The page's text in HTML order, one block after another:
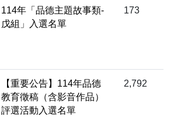
114年「品德主題故事類-
戊組」入選名單
173
【重要公告】114年品德
教育徵稿（含影音作品）
評選活動入選名單
2,792